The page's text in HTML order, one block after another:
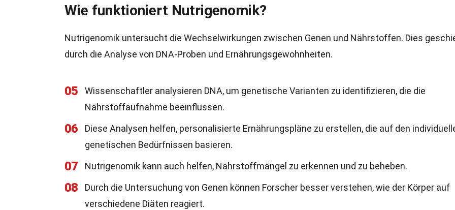
Wie funktioniert Nutrigenomik?
Nutrigenomik untersucht die Wechselwirkungen zwischen Genen und Nährstoffen. Dies
durch die Analyse von DNA-Proben und Ernährungsgewohnheiten.
05
Wissenschaftler analysieren DNA, um genetische Varianten zu identifizieren, die die
Nährstoffaufnahme beeinflussen.
06
Diese Analysen helfen, personalisierte Ernährungspläne zu erstellen, die auf den
genetischen Bedürfnissen basieren.
07 Nutrigenomik kann auch helfen, Nährstoffmängel zu erkennen und zu beheben.
08
Durch die Untersuchung von Genen können Forscher besser verstehen, wie der Körper auf
verschiedene Diäten reagiert.